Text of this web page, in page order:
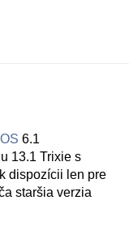
6.1
13.1 Trixie s
dispozícii len pre
staršia verzia